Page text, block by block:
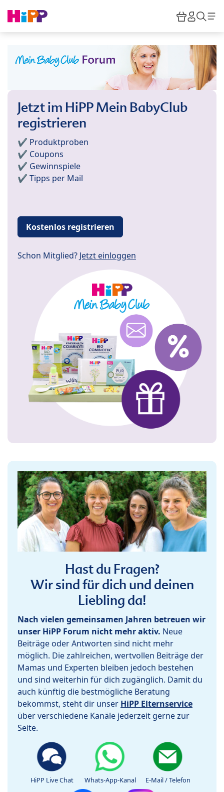
HiPP
Jetzt im HiPP Mein BabyClub
registrieren
✔️ Produktproben
✔️ Coupons
✔️ Gewinnspiele
✔️ Tipps per Mail
Kostenlos registrieren
Schon Mitglied? Jetzt einloggen
Hast du Fragen?
Wir sind für dich und deinen
Liebling da!
Nach vielen gemeinsamen Jahren betreuen wir
unser HiPP Forum nicht mehr aktiv. Neue
Beiträge oder Antworten sind nicht mehr
möglich. Die zahlreichen, wertvollen Beiträge der
Mamas und Experten bleiben jedoch bestehen
und sind weiterhin für dich zugänglich. Damit du
auch künftig die bestmögliche Beratung
bekommst, steht dir unser HiPP Elternservice
über verschiedene Kanäle jederzeit gerne zur
Seite.
HiPP Live Chat Whats-App-Kanal E-Mail / Telefon